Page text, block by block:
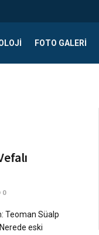
FOTO GALERI
0
Teoman Süalp
eski